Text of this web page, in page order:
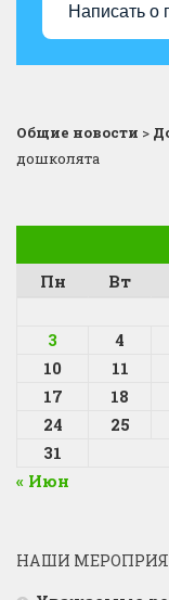
Написать о
Общие новости >
дошколята
Пн
Вт
3
4
10
11
17
18
24
25
31
« Июн
НАШИ